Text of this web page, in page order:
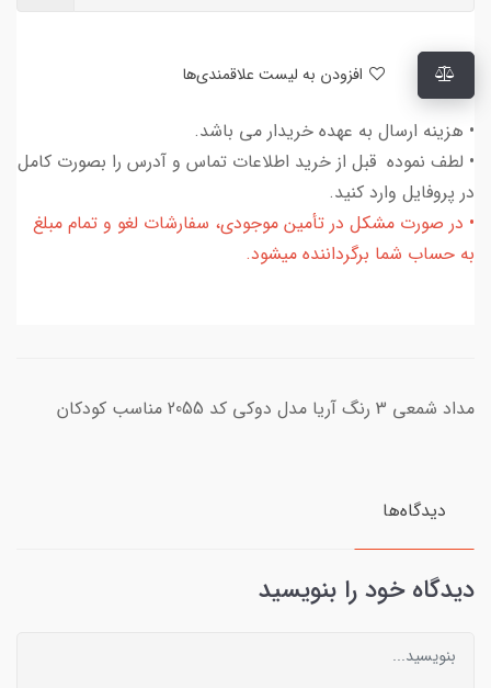
• هزینه ارسال به عهده خریدار می باشد.
• لطف نموده قبل از خرید اطلاعات تماس و آدرس را بصورت کامل
در پروفایل وارد کنید.
• در صورت مشکل در تأمین موجودی، سفارشات لغو و تمام مبلغ
به حساب شما برگرداننده میشود.
مداد شمعی 3 رنگ آریا مدل دوکی کد 2055 مناسب کودکان
دیدگاه‌ها
دیدگاه خود را بنویسید